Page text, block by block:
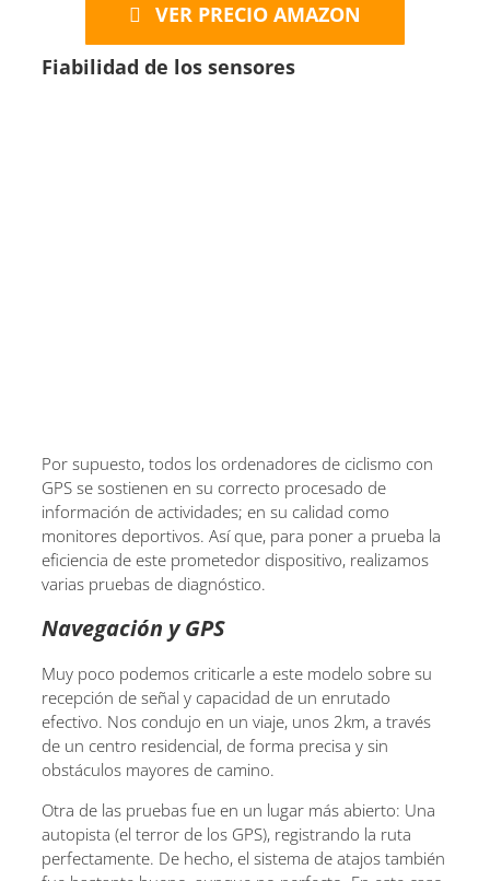
VER PRECIO AMAZON
Fiabilidad de los sensores
Por supuesto, todos los ordenadores de ciclismo con
GPS se sostienen en su correcto procesado de
información de actividades; en su calidad como
monitores deportivos. Así que, para poner a prueba la
eficiencia de este prometedor dispositivo, realizamos
varias pruebas de diagnóstico.
Navegación y GPS
Muy poco podemos criticarle a este modelo sobre su
recepción de señal y capacidad de un enrutado
efectivo. Nos condujo en un viaje, unos 2km, a través
de un centro residencial, de forma precisa y sin
obstáculos mayores de camino.
Otra de las pruebas fue en un lugar más abierto: Una
autopista (el terror de los GPS), registrando la ruta
perfectamente. De hecho, el sistema de atajos también